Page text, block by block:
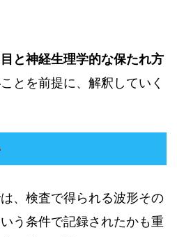
と神経生理学的な保たれ方
ことを前提に、解釈していく
、検査で得られる波形その
う条件で記録されたかも重